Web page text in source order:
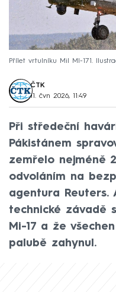
Přílet vrtulníku Mil MI-171.
ČTK
11. čvn 2026, 11:49
Při středeční
Pákistánem
zemřelo nejméně
odvoláním na
agentura Reuters.
technické závadě
Mi-17 a že
palubě zahynul.